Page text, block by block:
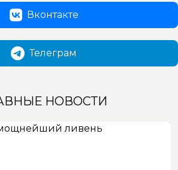
Вконтакте
Телеграм
НОВОСТИ